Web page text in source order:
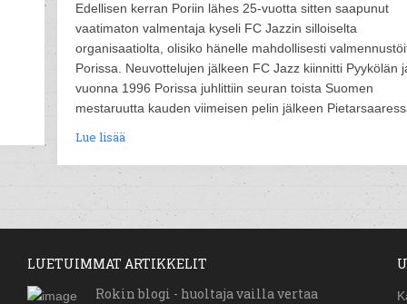
Edellisen kerran Poriin lähes 25-vuotta sitten saapunut
vaatimaton valmentaja kyseli FC Jazzin silloiselta
organisaatiolta, olisiko hänelle mahdollisesti
Porissa. Neuvottelujen jälkeen FC Jazz kiinnitti Pyykölän
vuonna 1996 Porissa juhlittiin seuran toista Suomen
mestaruutta kauden viimeisen pelin jälkeen
Lue lisää
LUETUIMMAT ARTIKKELIT
Rokin blogi - huoltaja vailla vertaa